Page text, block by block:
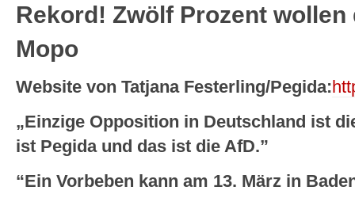
Rekord! Zwölf Prozent wollen
Mopo
Website von Tatjana Festerling/Pegida:
„Einzige Opposition in Deutschland ist
ist Pegida und das ist die AfD.”
“Ein Vorbeben kann am 13. März in